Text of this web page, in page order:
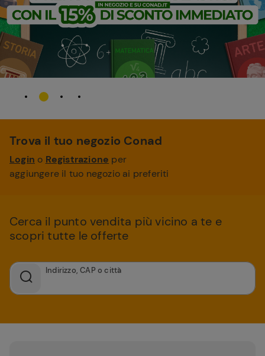
Trova il tuo negozio Conad
Login o Registrazione per
aggiungere il tuo negozio ai preferiti
Cerca il punto vendita più vicino a te e
scopri tutte le offerte
Indirizzo, CAP o città